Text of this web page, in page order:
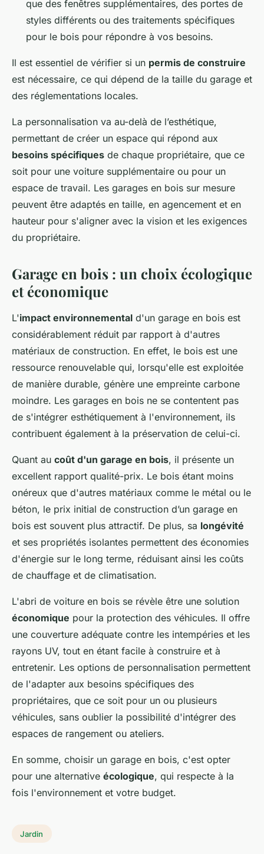
que des fenêtres supplémentaires, des portes de
styles différents ou des traitements spécifiques
pour le bois pour répondre à vos besoins.
Il est essentiel de vérifier si un permis de construire
est nécessaire, ce qui dépend de la taille du garage et
des réglementations locales.
La personnalisation va au-delà de l’esthétique,
permettant de créer un espace qui répond aux
besoins spécifiques de chaque propriétaire, que ce
soit pour une voiture supplémentaire ou pour un
espace de travail. Les garages en bois sur mesure
peuvent être adaptés en taille, en agencement et en
hauteur pour s'aligner avec la vision et les exigences
du propriétaire.
Garage en bois : un choix écologique
et économique
L'impact environnemental d'un garage en bois est
considérablement réduit par rapport à d'autres
matériaux de construction. En effet, le bois est une
ressource renouvelable qui, lorsqu'elle est exploitée
de manière durable, génère une empreinte carbone
moindre. Les garages en bois ne se contentent pas
de s'intégrer esthétiquement à l'environnement, ils
contribuent également à la préservation de celui-ci.
Quant au coût d'un garage en bois, il présente un
excellent rapport qualité-prix. Le bois étant moins
onéreux que d'autres matériaux comme le métal ou le
béton, le prix initial de construction d’un garage en
bois est souvent plus attractif. De plus, sa longévité
et ses propriétés isolantes permettent des économies
d'énergie sur le long terme, réduisant ainsi les coûts
de chauffage et de climatisation.
L'abri de voiture en bois se révèle être une solution
économique pour la protection des véhicules. Il offre
une couverture adéquate contre les intempéries et les
rayons UV, tout en étant facile à construire et à
entretenir. Les options de personnalisation permettent
de l'adapter aux besoins spécifiques des
propriétaires, que ce soit pour un ou plusieurs
véhicules, sans oublier la possibilité d'intégrer des
espaces de rangement ou ateliers.
En somme, choisir un garage en bois, c'est opter
pour une alternative écologique, qui respecte à la
fois l'environnement et votre budget.
Jardin